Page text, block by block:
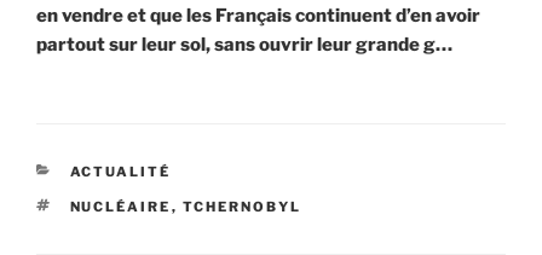
en vendre et que les Français continuent d’en avoir
partout sur leur sol, sans ouvrir leur grande g…
CATÉGORIES
ACTUALITÉ
ÉTIQUETTES
NUCLÉAIRE , TCHERNOBYL